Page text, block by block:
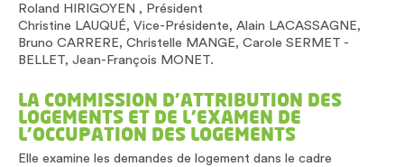
Roland HIRIGOYEN , Président
Christine LAUQUÉ, Vice-Présidente, Alain LACASSAGNE,
Bruno CARRERE, Christelle MANGE, Carole SERMET -
BELLET, Jean-François MONET.
LA COMMISSION D’ATTRIBUTION DES
LOGEMENTS ET DE L’EXAMEN DE
L’OCCUPATION DES LOGEMENTS
Elle examine les demandes de logement dans le cadre